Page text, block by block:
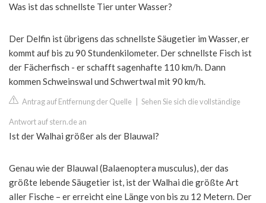
Was ist das schnellste Tier unter Wasser?
Der Delfin ist übrigens das schnellste Säugetier im Wasser, er
kommt auf bis zu 90 Stundenkilometer. Der schnellste Fisch ist
der Fächerfisch - er schafft sagenhafte 110 km/h. Dann
kommen Schweinswal und Schwertwal mit 90 km/h.
Antrag auf Entfernung der Quelle Sehen Sie sich die vollständige
Antwort auf stern.de an
Ist der Walhai größer als der Blauwal?
Genau wie der Blauwal (Balaenoptera musculus), der das
größte lebende Säugetier ist, ist der Walhai die größte Art
aller Fische – er erreicht eine Länge von bis zu 12 Metern. Der